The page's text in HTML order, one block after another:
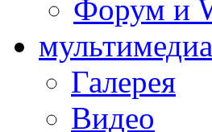
Форум и
мультимедиа
Галерея
Видео